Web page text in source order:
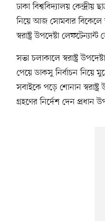
ঢাকা বিশ্ববিদ্যালয়
নিয়ে আজ সোমবার বিকেলে
স্বরাষ্ট্র উপদেষ্টা
সভা চলাকালে স্বরাষ্ট্র
পেয়ে ডাকসু নির্বাচন নিয়ে
সবাইকে পড়ে শোনান
গ্রহণের নির্দেশ দেন প্রধান